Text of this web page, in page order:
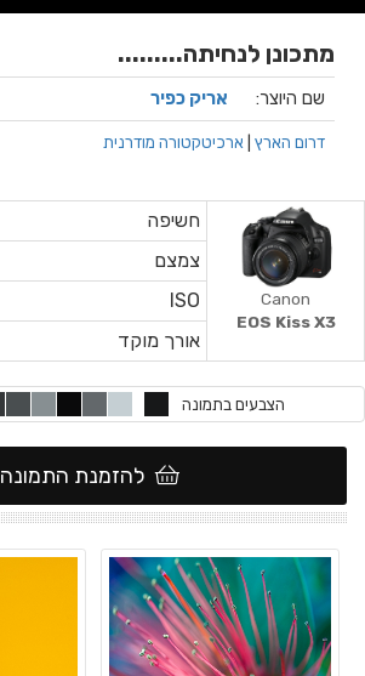
מתכונן לנחיתה.........
שם היוצר: אריק כפיר
דרום הארץ ארכיטקטורה מודרנית
חשיפה
צמצם
ISO
אורך מוקד
Canon
EOS Kiss X3
הצבעים בתמונה
להזמנת התמונה